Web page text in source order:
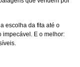
escolha da fita até o
impecável. E o melhor: